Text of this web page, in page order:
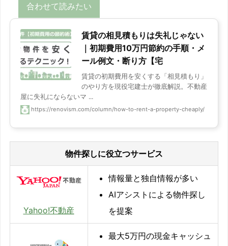
賃貸の相見積もりは失礼じゃない
｜初期費用10万円節約の手順・メ
ール例文・断り方【宅
賃貸の初期費用を安くする「相見積もり」
のやり方を現役宅建士が徹底解説。不動産
屋に失礼にならないマ ...
https://renovism.com/column/how-to-rent-a-property-cheaply/
物件探しに役立つサービス
Yahoo!不動産
情報量と独自情報が多い
AIアシストによる物件探し
を提案
最大5万円の現金キャッシュ